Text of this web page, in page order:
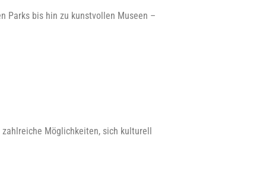
Parks bis hin zu kunstvollen Museen –
Möglichkeiten, sich kulturell